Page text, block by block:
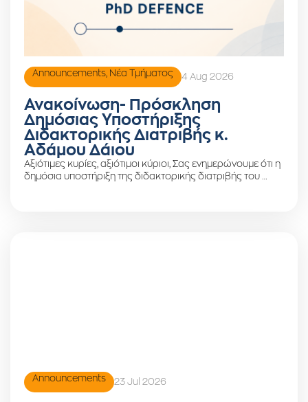
Announcements Νέα Τμήματος 4 Aug 2026
Ανακοίνωση- Πρόσκληση
Δημόσιας Υποστήριξης
Διδακτορικής Διατριβής κ.
Αδάμου Δάιου
Αξιότιμες κυρίες, αξιότιμοι κύριοι, Σας ενημερώνουμε ότι η
δημόσια υποστήριξη της διδακτορικής διατριβής του …
Announcements 23 Jul 2026